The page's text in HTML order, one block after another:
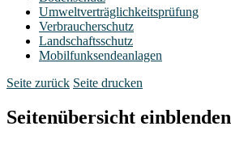
Umweltverträglichkeitsprüfung
Verbraucherschutz
Landschaftsschutz
Mobilfunksendeanlagen
Seite zurück Seite drucken
Seitenübersicht einblenden